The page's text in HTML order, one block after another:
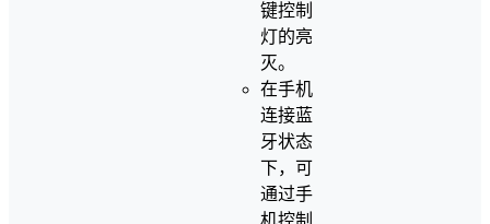
键控制
灯的亮
灭。
在手机
连接蓝
牙状态
下，可
通过手